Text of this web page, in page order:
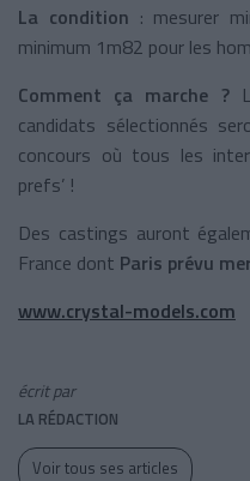
La condition : mesurer
minimum 1m82 pour les
Comment ça marche ?
candidats sélectionnés
concours où tous les
prefs’ !
Des castings auront
France dont Paris prévu
www.crystal-models.com
écrit par
LA RÉDACTION
Voir tous ses articles